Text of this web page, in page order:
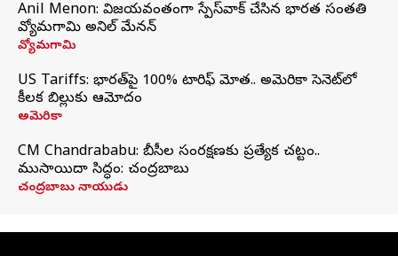
Anil Menon: విజయవంతంగా స్పేస్‌వాక్‌ చేసిన భారత సంతతి
వ్యోమగామి అనిల్‌ మేనన్
వ్యోమగామి
US Tariffs: భారత్‌పై 100% టారిఫ్‌ మోత.. అమెరికా సెనెట్‌లో
కీలక బిల్లుకు ఆమోదం
అమెరికా
CM Chandrababu: బీసీల సంరక్షణకు ప్రత్యేక చట్టం..
ముసాయిదా సిద్ధం: చంద్రబాబు
చంద్రబాబు నాయుడు